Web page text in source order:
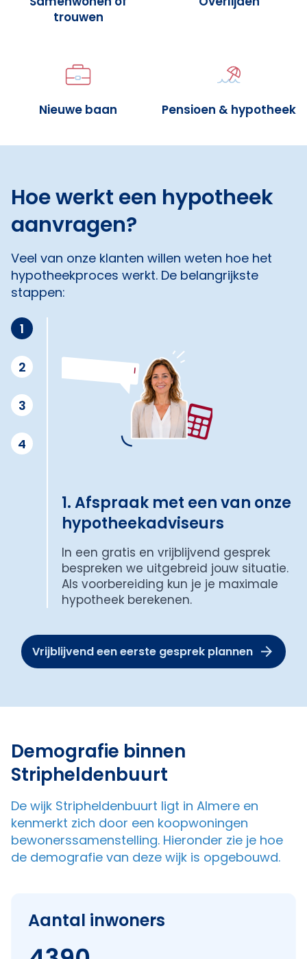
trouwen
Nieuwe baan Pensioen & hypotheek
Hoe werkt een hypotheek
aanvragen?
Veel van onze klanten willen weten hoe het
hypotheekproces werkt. De belangrijkste
stappen:
1
2
3
4
1. Afspraak met een van onze
hypotheekadviseurs
In een gratis en vrijblijvend gesprek
bespreken we uitgebreid jouw situatie.
Als voorbereiding kun je je maximale
hypotheek berekenen.
Vrijblijvend een eerste gesprek plannen
Demografie binnen
Stripheldenbuurt
De wijk Stripheldenbuurt ligt in Almere en
kenmerkt zich door een koopwoningen
bewonerssamenstelling. Hieronder zie je hoe
de demografie van deze wijk is opgebouwd.
Aantal inwoners